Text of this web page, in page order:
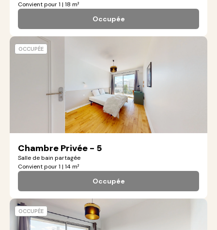
Convient pour 1 | 18 m²
Occupée
Chambre Privée - 5
Salle de bain partagée
Convient pour 1 | 14 m²
Occupée
OCCUPÉE
OCCUPÉE